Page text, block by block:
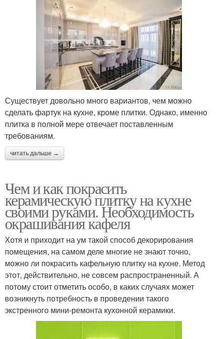
Существует довольно много вариантов, чем можно
сделать фартук на кухне, кроме плитки. Однако, именно
плитка в полной мере отвечает поставленным
требованиям.
читать дальше →
Чем и как покрасить
керамическую плитку на кухне
своими руками. Необходимость
окрашивания кафеля
Хотя и приходит на ум такой способ декорирования
помещения, на самом деле многие не знают точно,
можно ли покрасить кафельную плитку на кухне. Метод
этот, действительно, не совсем распространенный. А
потому стоит отметить особо, в каких случаях может
возникнуть потребность в проведении такого
экстренного мини-ремонта кухонной керамики.